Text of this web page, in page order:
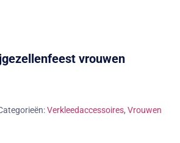
vrouwen
Verkleedaccessoires, Vrouwen